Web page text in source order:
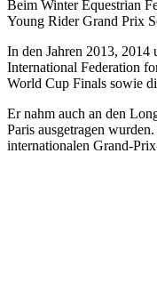
Beim Winter Equestrian
Young Rider Grand Prix
In den Jahren 2013, 2014
International Federation
World Cup Finals sowie
Er nahm auch an den
Paris ausgetragen
internationalen Grand-